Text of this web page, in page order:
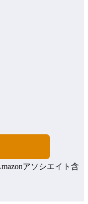
アソシエイト含